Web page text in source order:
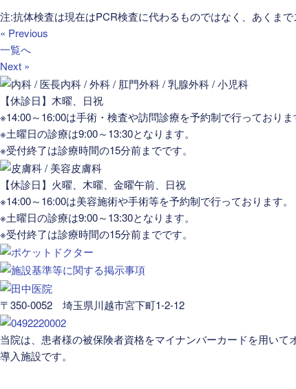
注:抗体検査は現在はPCR検査に代わるものではなく、あくまで
« Previous
一覧へ
Next »
【休診日】木曜、日祝
※14:00～16:00は手術・検査や訪問診療を予約制で行っておりま
※土曜日の診療は9:00～13:30となります。
※受付終了は診療時間の15分前までです。
【休診日】火曜、木曜、金曜午前、日祝
※14:00～16:00は美容施術や手術等を予約制で行っております。
※土曜日の診療は9:00～13:30となります。
※受付終了は診療時間の15分前までです。
〒350-0052 埼玉県川越市宮下町1-2-12
当院は、患者様の被保険者資格をマイナンバーカードを用い
導入施設です。